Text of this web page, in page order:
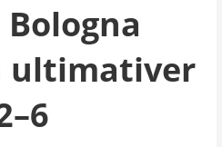
ultimativer